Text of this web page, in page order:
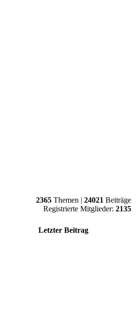
2365 Themen | 24021 Beiträge
Registrierte Mitglieder: 2135
Letzter Beitrag